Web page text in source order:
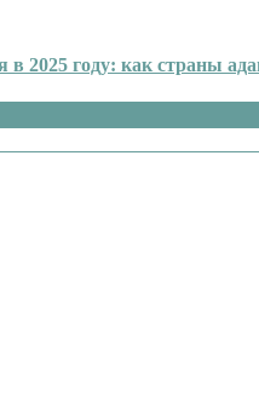
в 2025 году: как страны